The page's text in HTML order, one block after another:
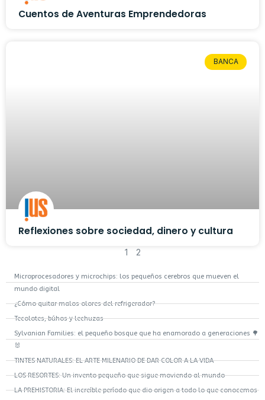
Cuentos de Aventuras Emprendedoras
BANCA
Reflexiones sobre sociedad, dinero y cultura
1 2
Microprocesadores y microchips: los pequeños cerebros que mueven el
mundo digital
¿Cómo quitar malos olores del refrigerador?
Tecolotes, búhos y lechuzas
Sylvanian Families: el pequeño bosque que ha enamorado a generaciones 🌳
🐰
TINTES NATURALES: EL ARTE MILENARIO DE DAR COLOR A LA VIDA
LOS RESORTES: Un invento pequeño que sigue moviendo al mundo
LA PREHISTORIA: El increíble período que dio origen a todo lo que conocemos